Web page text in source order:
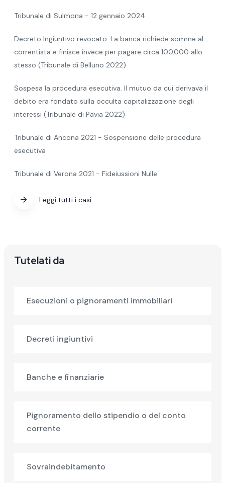
Tribunale di Sulmona - 12 gennaio 2024
Decreto Ingiuntivo revocato. La banca richiede somme al
correntista e finisce invece per pagare circa 100.000 allo
stesso (Tribunale di Belluno 2022)
Sospesa la procedura esecutiva. Il mutuo da cui derivava il
debito era fondato sulla occulta capitalizzazione degli
interessi (Tribunale di Pavia 2022)
Tribunale di Ancona 2021 - Sospensione delle procedura
esecutiva
Tribunale di Verona 2021 - Fideiussioni Nulle
Leggi tutti i casi
Tutelati da
Esecuzioni o pignoramenti immobiliari
Decreti ingiuntivi
Banche e finanziarie
Pignoramento dello stipendio o del conto
corrente
Sovraindebitamento